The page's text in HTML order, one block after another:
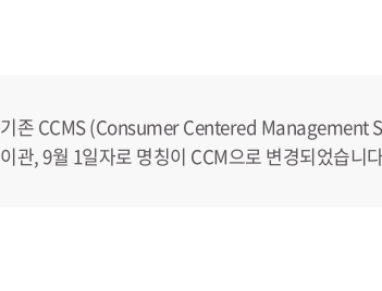
기존 CCMS (Consumer Centered Management
이관, 9월 1일자로 명칭이 CCM으로 변경되었습니